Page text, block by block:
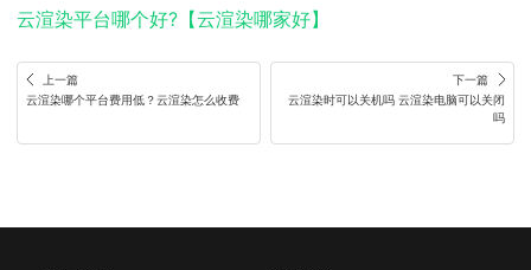
云渲染平台哪个好?【云渲染哪家好】
上一篇
云渲染哪个平台费用低？云渲染怎么收费
下一篇
云渲染时可以关机吗 云渲染电脑可以关闭
吗